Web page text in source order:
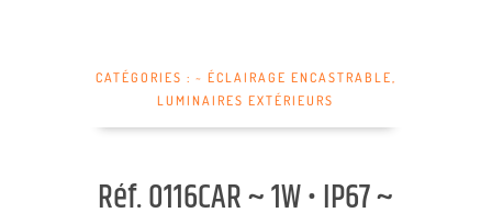
CATÉGORIES : ~ ÉCLAIRAGE ENCASTRABLE,
LUMINAIRES EXTÉRIEURS
Réf. 0116CAR ~ 1W • IP67 ~